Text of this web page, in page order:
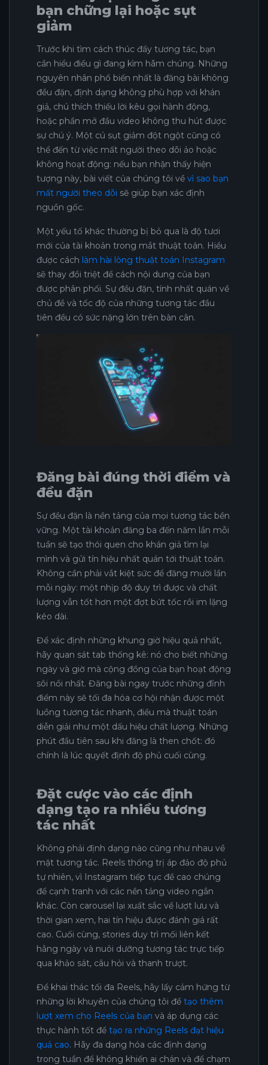
bạn chững lại hoặc sụt
giảm
Trước khi tìm cách thúc đẩy tương tác, bạn
cần hiểu điều gì đang kìm hãm chúng. Những
nguyên nhân phổ biến nhất là đăng bài không
đều đặn, định dạng không phù hợp với khán
giả, chú thích thiếu lời kêu gọi hành động,
hoặc phần mở đầu video không thu hút được
sự chú ý. Một cú sụt giảm đột ngột cũng có
thể đến từ việc mất người theo dõi ảo hoặc
không hoạt động: nếu bạn nhận thấy hiện
tượng này, bài viết của chúng tôi về vì sao bạn
mất người theo dõi sẽ giúp bạn xác định
nguồn gốc.
Một yếu tố khác thường bị bỏ qua là độ tươi
mới của tài khoản trong mắt thuật toán. Hiểu
được cách làm hài lòng thuật toán Instagram
sẽ thay đổi triệt để cách nội dung của bạn
được phân phối. Sự đều đặn, tính nhất quán về
chủ đề và tốc độ của những tương tác đầu
tiên đều có sức nặng lớn trên bàn cân.
Đăng bài đúng thời điểm và
đều đặn
Sự đều đặn là nền tảng của mọi tương tác bền
vững. Một tài khoản đăng ba đến năm lần mỗi
tuần sẽ tạo thói quen cho khán giả tìm lại
mình và gửi tín hiệu nhất quán tới thuật toán.
Không cần phải vắt kiệt sức để đăng mười lần
mỗi ngày: một nhịp độ duy trì được và chất
lượng vẫn tốt hơn một đợt bứt tốc rồi im lặng
kéo dài.
Để xác định những khung giờ hiệu quả nhất,
hãy quan sát tab thống kê: nó cho biết những
ngày và giờ mà cộng đồng của bạn hoạt động
sôi nổi nhất. Đăng bài ngay trước những đỉnh
điểm này sẽ tối đa hóa cơ hội nhận được một
luồng tương tác nhanh, điều mà thuật toán
diễn giải như một dấu hiệu chất lượng. Những
phút đầu tiên sau khi đăng là then chốt: đó
chính là lúc quyết định độ phủ cuối cùng.
Đặt cược vào các định
dạng tạo ra nhiều tương
tác nhất
Không phải định dạng nào cũng như nhau về
mặt tương tác. Reels thống trị áp đảo độ phủ
tự nhiên, vì Instagram tiếp tục đề cao chúng
để cạnh tranh với các nền tảng video ngắn
khác. Còn carousel lại xuất sắc về lượt lưu và
thời gian xem, hai tín hiệu được đánh giá rất
cao. Cuối cùng, stories duy trì mối liên kết
hằng ngày và nuôi dưỡng tương tác trực tiếp
qua khảo sát, câu hỏi và thanh trượt.
Để khai thác tối đa Reels, hãy lấy cảm hứng từ
những lời khuyên của chúng tôi để tạo thêm
lượt xem cho Reels của bạn và áp dụng các
thực hành tốt để tạo ra những Reels đạt hiệu
quả cao. Hãy đa dạng hóa các định dạng
trong tuần để không khiến ai chán và để chạm